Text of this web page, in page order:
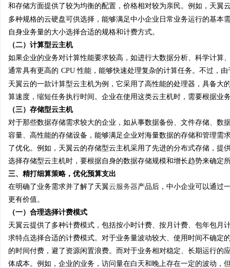
和存储方面提供了较为均衡的配置，价格相对较为亲民。例如，天翼
多种规格的云硬盘可供选择，能够满足中小企业日常业务运行的基
自身业务量的大小选择合适的规格和计费方式。
（二）计算型云主机
如果企业的业务对计算性能要求较高，如进行大数据分析、科学计
通常具有更高的 CPU 性能，能够快速处理复杂的计算任务。不过，
天翼云的一款计算型云主机为例，它采用了高性能的处理器，具备
算速度，缩短任务执行时间。企业在使用这类云主机时，需要根据业
（三）存储型云主机
对于那些数据存储需求较大的企业，如从事数据备份、文件存储、
容量、高性能的存储设备，能够满足企业对海量数据的存储和管理
了优化。例如，天翼云的存储型云主机采用了先进的分布式存储，
选择存储型云主机时，要根据自身的数据存储规模和增长趋势来确定
三、精打细算策略，优化预算支出
在明确了业务需求并了解了天翼云服务器产品后，中小企业可以通过
更有价值。
（一）合理选择计费模式
天翼云提供了多种计费模式，包括按小时计费、按月计费、包年包
求特点选择合适的计费模式。对于业务量波动较大、使用时间不确
的时间付费，避了资源闲置浪费。而对于业务相对稳定、长期运行
体成本。例如，企业的业务，访问量在白天和晚上存在一定的波动